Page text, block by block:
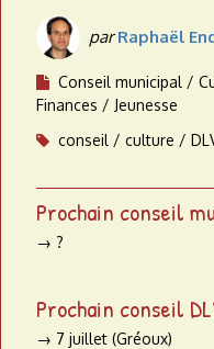
parRaphaël
Conseil municipal
Finances
Jeunesse
conseil
culture
Prochain conseil
→ ?
Prochain conseil
→ 7 juillet (Gréoux)